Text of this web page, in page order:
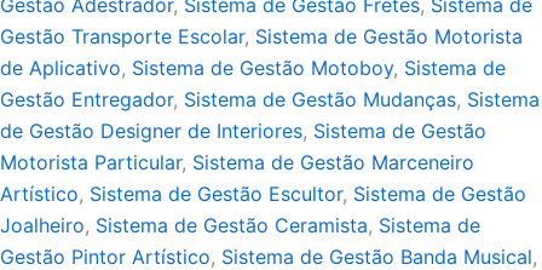
Gestão Adestrador, Sistema de Gestão Fretes, Sistema de
Gestão Transporte Escolar, Sistema de Gestão Motorista
de Aplicativo, Sistema de Gestão Motoboy, Sistema de
Gestão Entregador, Sistema de Gestão Mudanças, Sistema
de Gestão Designer de Interiores, Sistema de Gestão
Motorista Particular, Sistema de Gestão Marceneiro
Artístico, Sistema de Gestão Escultor, Sistema de Gestão
Joalheiro, Sistema de Gestão Ceramista, Sistema de
Gestão Pintor Artístico, Sistema de Gestão Banda Musical,